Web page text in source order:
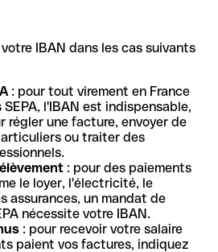
IBAN dans les cas suivants
: pour tout virement en France
l'IBAN est indispensable,
régler une facture, envoyer de
ou traiter des
: pour des paiements
le loyer, l'électricité, le
assurances, un mandat de
nécessite votre IBAN.
: pour recevoir votre salaire
paient vos factures, indiquez